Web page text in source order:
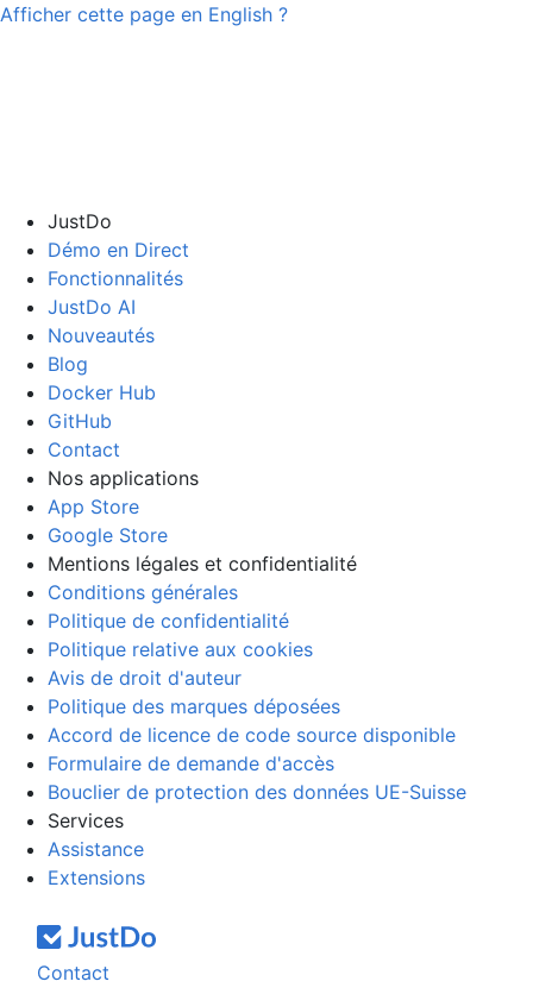
Afficher cette page en English ?
JustDo
Démo en Direct
Fonctionnalités
JustDo AI
Nouveautés
Blog
Docker Hub
GitHub
Contact
Nos applications
App Store
Google Store
Mentions légales et confidentialité
Conditions générales
Politique de confidentialité
Politique relative aux cookies
Avis de droit d'auteur
Politique des marques déposées
Accord de licence de code source disponible
Formulaire de demande d'accès
Bouclier de protection des données UE-Suisse
Services
Assistance
Extensions
Contact